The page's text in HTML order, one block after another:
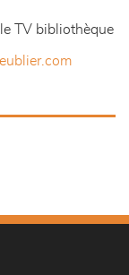
TV bibliothèque